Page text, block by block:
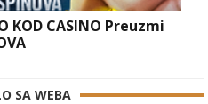
KOD CASINO Preuzmi
SA WEBA